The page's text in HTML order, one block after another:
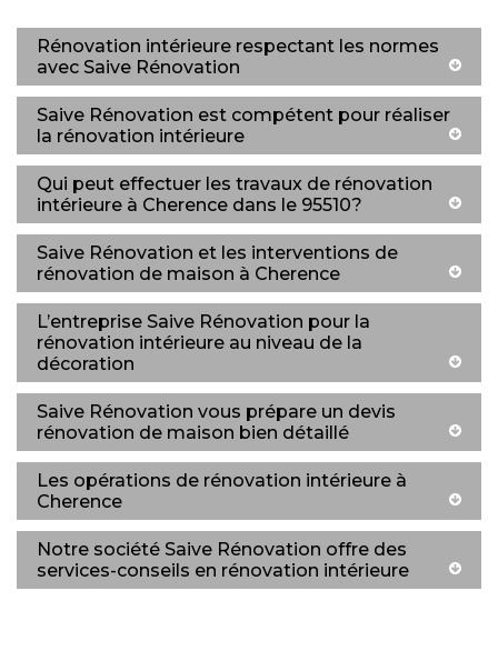
Rénovation intérieure respectant les normes
avec Saive Rénovation
Saive Rénovation est compétent pour réaliser
la rénovation intérieure
Qui peut effectuer les travaux de rénovation
intérieure à Cherence dans le 95510?
Saive Rénovation et les interventions de
rénovation de maison à Cherence
L’entreprise Saive Rénovation pour la
rénovation intérieure au niveau de la
décoration
Saive Rénovation vous prépare un devis
rénovation de maison bien détaillé
Les opérations de rénovation intérieure à
Cherence
Notre société Saive Rénovation offre des
services-conseils en rénovation intérieure